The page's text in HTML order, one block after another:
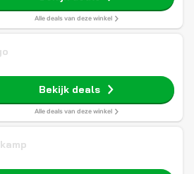
Alle deals van deze winkel
Bekijk deals
Alle deals van deze winkel